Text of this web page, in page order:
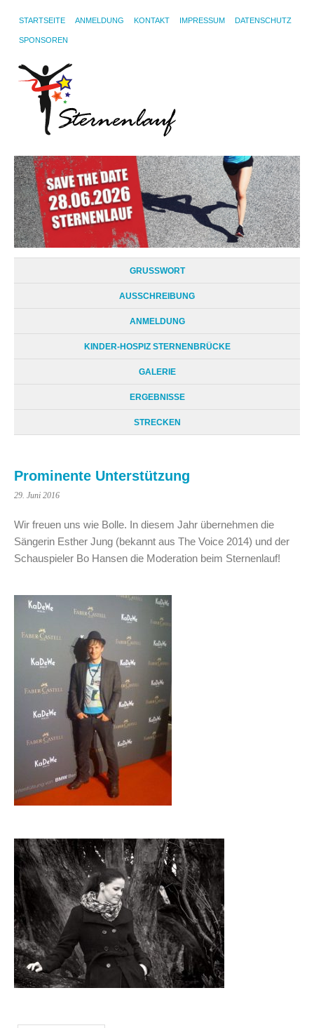
STARTSEITE ANMELDUNG KONTAKT IMPRESSUM DATENSCHUTZ
SPONSOREN
GRUSSWORT
AUSSCHREIBUNG
ANMELDUNG
KINDER-HOSPIZ STERNENBRÜCKE
GALERIE
ERGEBNISSE
STRECKEN
Prominente Unterstützung
29. Juni 2016
Wir freuen uns wie Bolle. In diesem Jahr übernehmen die
Sängerin Esther Jung (bekannt aus The Voice 2014) und der
Schauspieler Bo Hansen die Moderation beim Sternenlauf!